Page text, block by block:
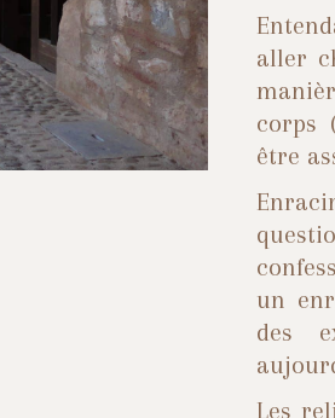
aller
corps
être
un
des
Les